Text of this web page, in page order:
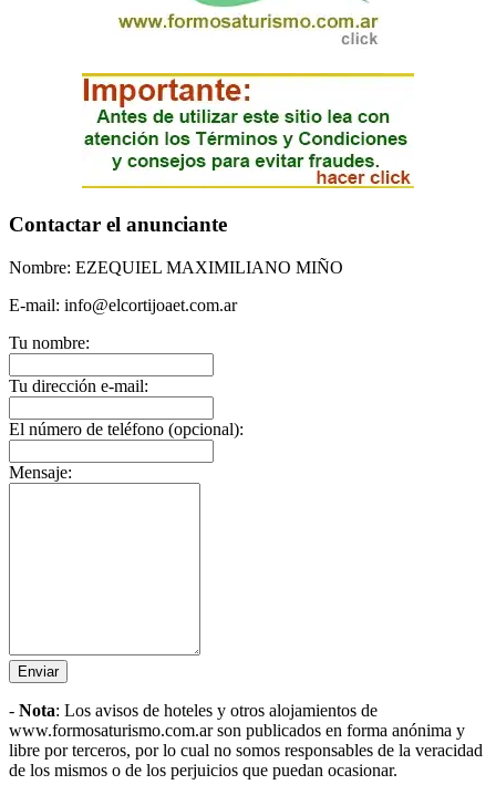
Contactar el anunciante
Nombre: EZEQUIEL MAXIMILIANO MIÑO
E-mail: info@elcortijoaet.com.ar
Tu nombre:
Tu dirección e-mail:
El número de teléfono (opcional):
Mensaje:
Enviar
- Nota: Los avisos de hoteles y otros alojamientos de
www.formosaturismo.com.ar son publicados en forma anónima y
libre por terceros, por lo cual no somos responsables de la veracidad
de los mismos o de los perjuicios que puedan ocasionar.